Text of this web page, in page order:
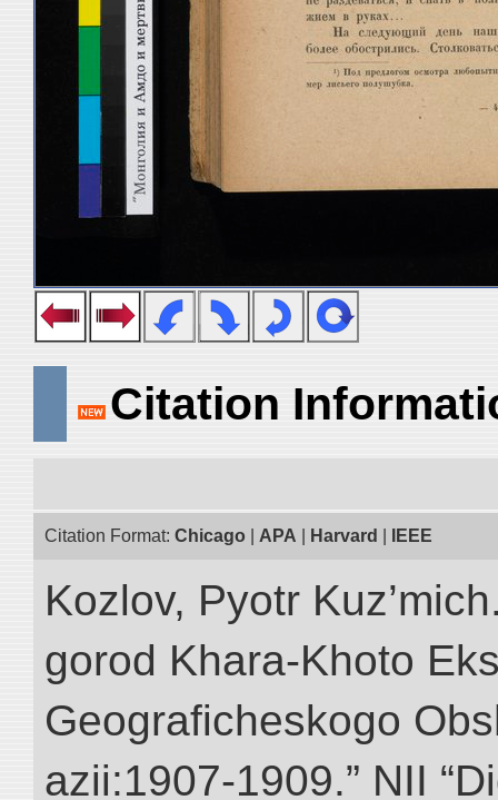
Citation
Citation Format: Chicago APA Harvard IEEE
Kozlov, Pyotr
gorod Khara-Khoto
Geograficheskogo
azii:1907-1909.” NII